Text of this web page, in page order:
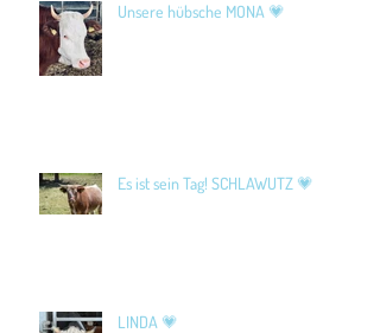
Unsere hübsche MONA 💗
Es ist sein Tag! SCHLAWUTZ 💗
LINDA 💗